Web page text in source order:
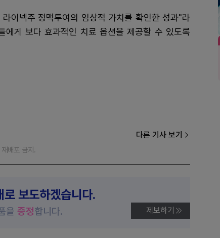
이넥주 정맥투여의 임상적 가치를 확인한 성과"라
게 보다 효과적인 치료 옵션을 제공할 수 있도록
다른 기사 보기
배포 금지.
보도하겠습니다.
을 증정합니다. 제보하기